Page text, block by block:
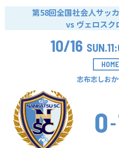
第58回全国社会人サッ
vs ヴェロスク
10/16 SUN.
HOME
志布志しお
0